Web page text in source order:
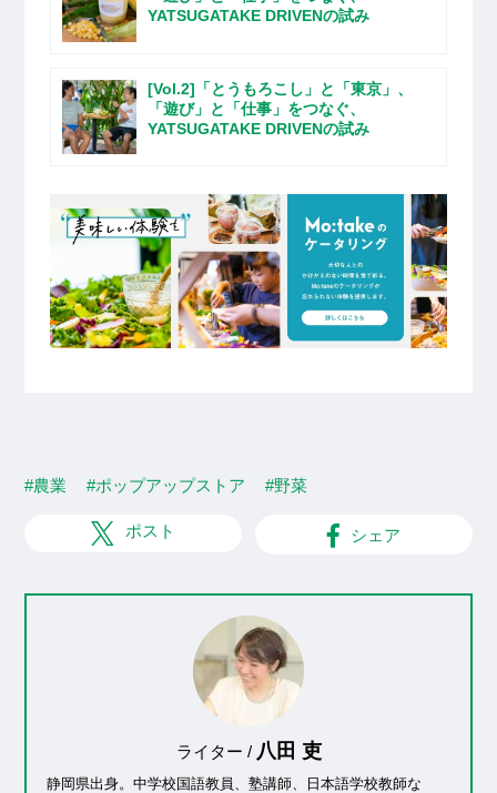
YATSUGATAKE DRIVENの試み
[Vol.2]「とうもろこし」と「東京」、
「遊び」と「仕事」をつなぐ、
YATSUGATAKE DRIVENの試み
#農業 #ポップアップストア #野菜
ポスト シェア
ライター / 八田 吏
静岡県出身。中学校国語教員、塾講師、日本語学校教師な